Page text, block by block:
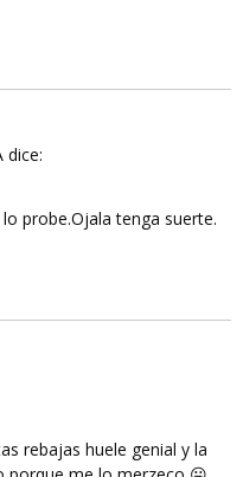
dice:
probe.Ojala tenga suerte.
rebajas huele genial y la